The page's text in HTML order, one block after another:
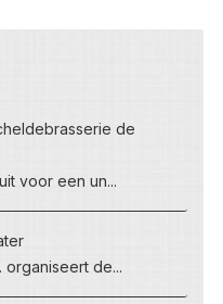
de
voor een un...
organiseert de...